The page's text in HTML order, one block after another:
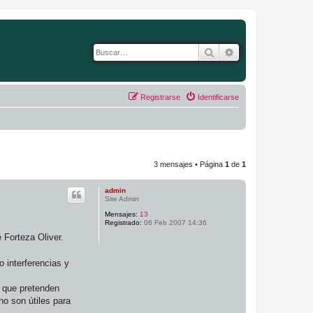
Buscar
Identificarse
Registrarse
3 mensajes • Página 1 de 1
admin
Site Admin
Mensajes: 13
Registrado: 06 Feb 2007 14:36
Oliver.
interferencias y
pretenden
son útiles para